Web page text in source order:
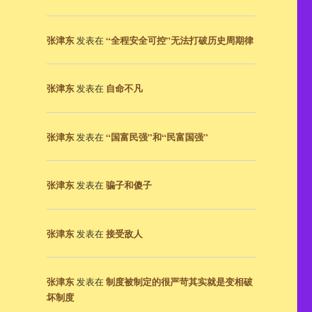
张津东发表在“全程安全可控”无法打破历史周期律
张津东发表在 自命不凡
张津东发表在“国富民强”和“民富国强”
张津东发表在骗子和傻子
张津东发表在接受敌人
张津东发表在制度被制定的很严苛其实就是变相破
坏制度